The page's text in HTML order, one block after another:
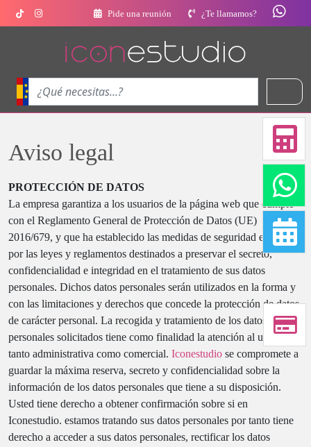
Pide una reunión ¿Te llamamos?
Aviso legal
PROTECCIÓN DE DATOS
La empresa garantiza a los usuarios de la página web que cumple
con el Reglamento General de Protección de Datos (UE)
2016/679, y que ha establecido las medidas de seguridad exigidas
por las leyes y reglamentos destinados a preservar el secreto,
confidencialidad e integridad en el tratamiento de sus datos
personales. Dichos datos personales serán utilizados en la forma y
con las limitaciones y derechos que concede la protección de datos
de carácter personal. La recogida y tratamiento de los datos
personales solicitados tiene como finalidad la atención al usuario,
tanto administrativa como comercial. Iconestudio se compromete a
guardar la máxima reserva, secreto y confidencialidad sobre la
información de los datos personales que tiene a su disposición.
Usted tiene derecho a obtener confirmación sobre si en
Iconestudio. estamos tratando sus datos personales por tanto tiene
derecho a acceder a sus datos personales, rectificar los datos